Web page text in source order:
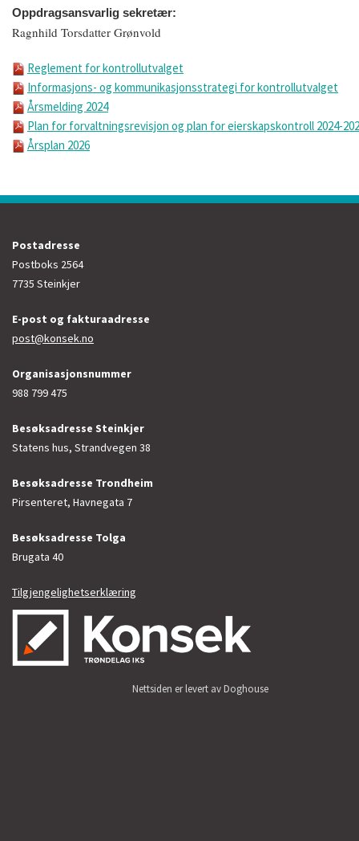
Oppdragsansvarlig sekretær:
Ragnhild Torsdatter Grønvold
Reglement for kontrollutvalget
Informasjons- og kommunikasjonsstrategi for kontrollutvalget
Årsmelding 2024
Plan for forvaltningsrevisjon og plan for eierskapskontroll 2024-
Årsplan 2026
Postadresse
Postboks 2564
7735 Steinkjer
E-post og fakturaadresse
post@konsek.no
Organisasjonsnummer
988 799 475
Besøksadresse Steinkjer
Statens hus, Strandvegen 38
Besøksadresse Trondheim
Pirsenteret, Havnegata 7
Besøksadresse Tolga
Brugata 40
Tilgjengelighetserklæring
Nettsiden er levert av Doghouse